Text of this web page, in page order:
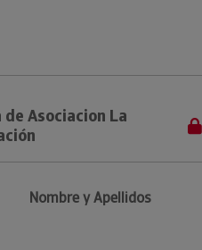
Asociacion La
Nombre y Apellidos